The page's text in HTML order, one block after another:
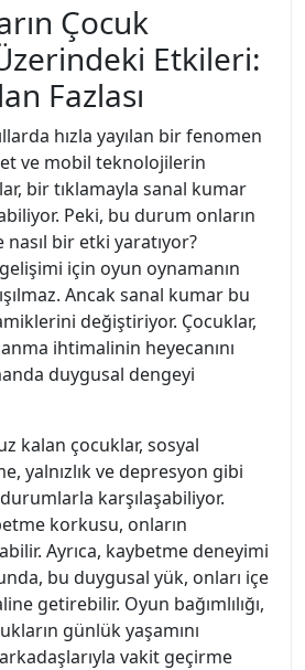
Çocuk
Etkileri:
Fazlası
hızla yayılan bir fenomen
ve mobil teknolojilerin
bir tıklamayla sanal kumar
Peki, bu durum onların
bir etki yaratıyor?
gelişimi için oyun oynamanın
Ancak sanal kumar bu
değiştiriyor. Çocuklar,
ihtimalinin heyecanını
duygusal dengeyi
kalan çocuklar, sosyal
yalnızlık ve depresyon gibi
karşılaşabiliyor.
korkusu, onların
Ayrıca, kaybetme deneyimi
bu duygusal yük, onları içe
getirebilir. Oyun bağımlılığı,
günlük yaşamını
vakit geçirme